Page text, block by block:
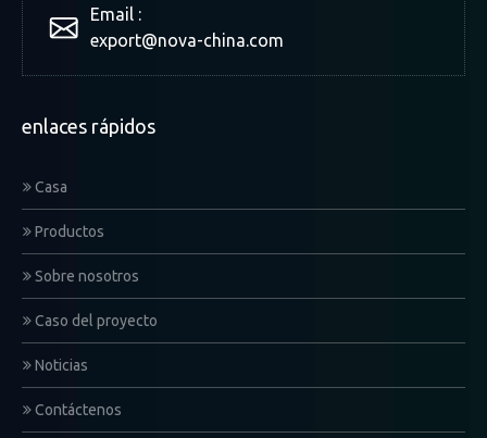
Email :
export@nova-china.com
enlaces rápidos
Casa
Productos
Sobre nosotros
Caso del proyecto
Noticias
Contáctenos